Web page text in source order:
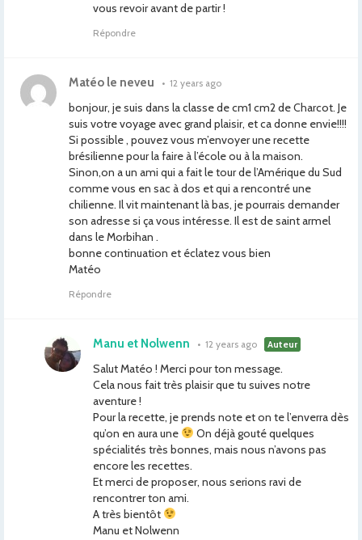
vous revoir avant de partir !
Répondre
Matéo le neveu • 12 years ago
bonjour, je suis dans la classe de cm1 cm2 de Charcot. Je
suis votre voyage avec grand plaisir, et ca donne envie!!!!
Si possible , pouvez vous m’envoyer une recette
brésilienne pour la faire à l’école ou à la maison.
Sinon,on a un ami qui a fait le tour de l’Amérique du Sud
comme vous en sac à dos et qui a rencontré une
chilienne. Il vit maintenant là bas, je pourrais demander
son adresse si ça vous intéresse. Il est de saint armel
dans le Morbihan .
bonne continuation et éclatez vous bien
Matéo
Répondre
Manu et Nolwenn • 12 years ago Auteur
Salut Matéo ! Merci pour ton message.
Cela nous fait très plaisir que tu suives notre
aventure !
Pour la recette, je prends note et on te l’enverra dès
qu’on en aura une
On déjà gouté quelques
spécialités très bonnes, mais nous n’avons pas
encore les recettes.
Et merci de proposer, nous serions ravi de
rencontrer ton ami.
A très bientôt
Manu et Nolwenn